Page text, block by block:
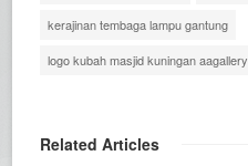
kerajinan tembaga lampu gantung
logo kubah masjid kuningan aagallery
Related Articles